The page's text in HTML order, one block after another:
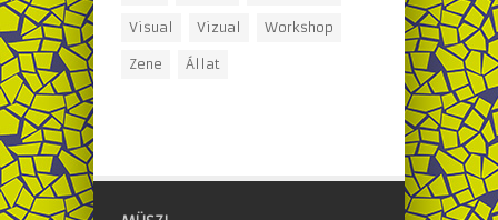
Visual Vizual Workshop
Zene Állat